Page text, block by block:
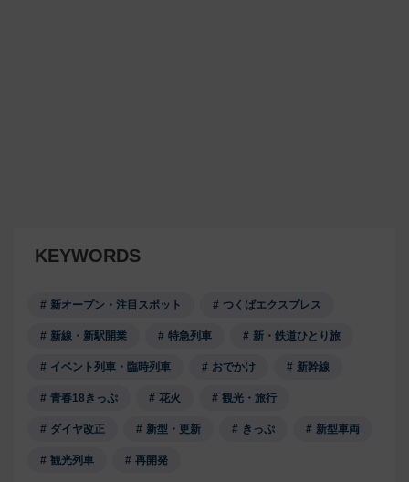
KEYWORDS
新オープン・注目スポット つくばエクスプレス
新線・新駅開業 特急列車 新・鉄道ひとり旅
イベント列車・臨時列車 おでかけ 新幹線
青春18きっぷ 花火 観光・旅行
ダイヤ改正 新型・更新 きっぷ 新型車両
観光列車 再開発